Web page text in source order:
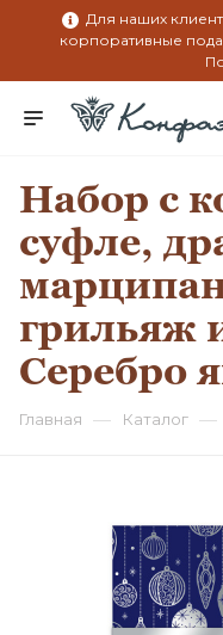
Для наших
корпоративные
Набор с
суфле,
грильяж
Серебро
Главная — Каталог —